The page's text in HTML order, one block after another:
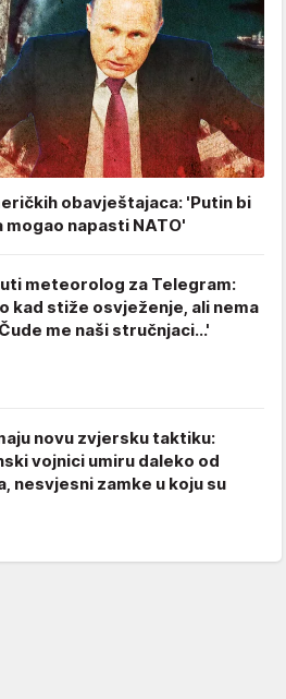
obavještajaca: 'Putin bi
napasti NATO'
meteorolog za Telegram:
kad stiže osvježenje, ali nema
me naši stručnjaci...'
novu zvjersku taktiku:
vojnici umiru daleko od
nesvjesni zamke u koju su